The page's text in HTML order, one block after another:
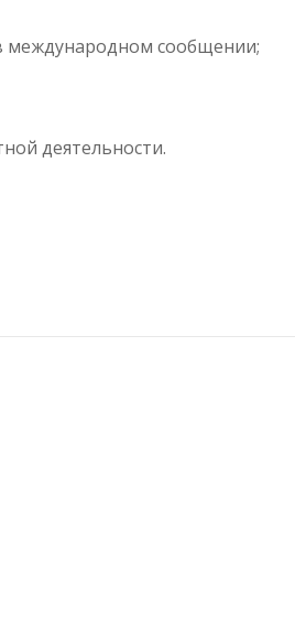
международном сообщении;
деятельности.